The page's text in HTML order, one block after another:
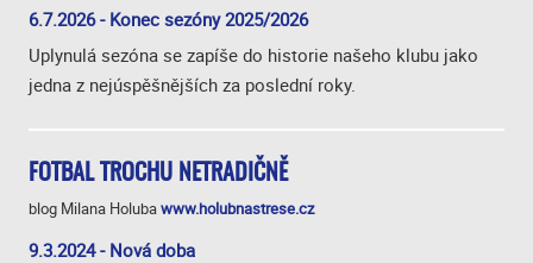
6.7.2026 - Konec sezóny 2025/2026
Uplynulá sezóna se zapíše do historie našeho klubu jako
jedna z nejúspěšnějších za poslední roky.
FOTBAL TROCHU NETRADIČNĚ
blog Milana Holubawww.holubnastrese.cz
9.3.2024 - Nová doba